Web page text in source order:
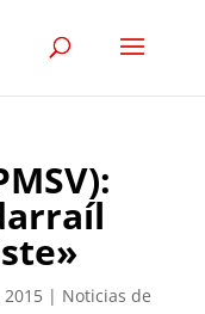
2015| Noticias de